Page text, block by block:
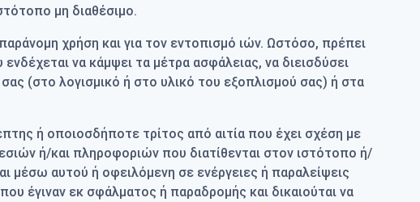
μη διαθέσιμο.
χρήση και για τον εντοπισμό ιών. Ωστόσο, πρέπει
να κάμψει τα μέτρα ασφάλειας, να διεισδύσει
(στο λογισμικό ή στο υλικό του εξοπλισμού σας) ή στα
ή οποιοσδήποτε τρίτος από αιτία που έχει σχέση με
ή/και πληροφοριών που διατίθενται στον ιστότοπο ή/
μέσω αυτού ή οφειλόμενη σε ενέργειες ή παραλείψεις
έγιναν εκ σφάλματος ή παραδρομής και δικαιούται να